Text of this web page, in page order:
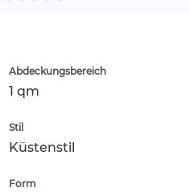
Abdeckungsbereich
1 qm
Stil
Küstenstil
Form